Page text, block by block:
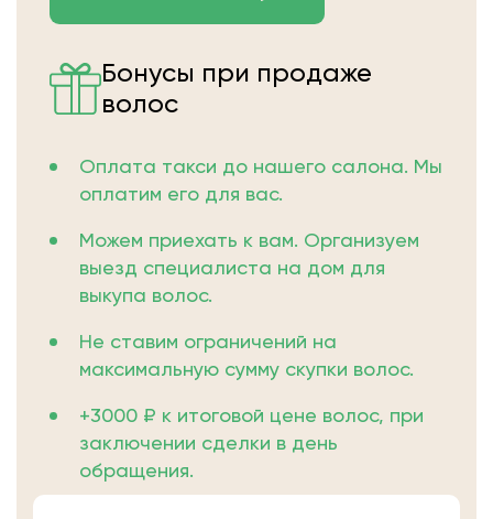
Бонусы при продаже
волос
Оплата такси до нашего салона. Мы
оплатим его для вас.
Можем приехать к вам. Организуем
выезд специалиста на дом для
выкупа волос.
Не ставим ограничений на
максимальную сумму скупки волос.
+3000 ₽ к итоговой цене волос, при
заключении сделки в день
обращения.